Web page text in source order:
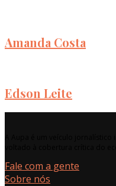
Amanda Costa
Edson Leite
Fale com a gente
Sobre nós